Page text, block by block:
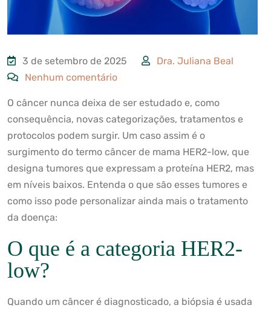
3 de setembro de 2025
Dra. Juliana Beal
Nenhum comentário
O câncer nunca deixa de ser estudado e, como
consequência, novas categorizações, tratamentos e
protocolos podem surgir. Um caso assim é o
surgimento do termo câncer de mama HER2-low, que
designa tumores que expressam a proteína HER2, mas
em níveis baixos. Entenda o que são esses tumores e
como isso pode personalizar ainda mais o tratamento
da doença:
O que é a categoria HER2-
low?
Quando um câncer é diagnosticado, a biópsia é usada